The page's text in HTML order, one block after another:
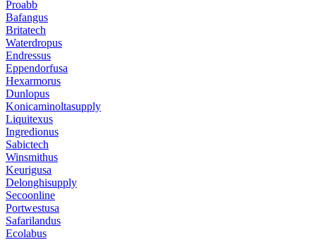
Proabb
Bafangus
Britatech
Waterdropus
Endressus
Eppendorfusa
Hexarmorus
Dunlopus
Konicaminoltasupply
Liquitexus
Ingredionus
Sabictech
Winsmithus
Keurigusa
Delonghisupply
Secoonline
Portwestusa
Safarilandus
Ecolabus